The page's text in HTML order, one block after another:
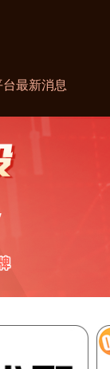
最新消息